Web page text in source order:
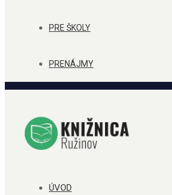
PRE ŠKOLY
PRENÁJMY
ÚVOD